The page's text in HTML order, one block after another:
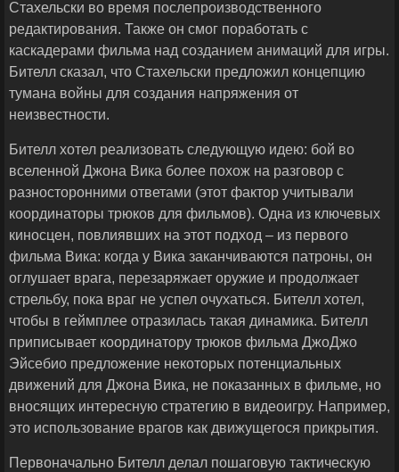
Стахельски во время послепроизводственного
редактирования. Также он смог поработать с
каскадерами фильма над созданием анимаций для игры.
Бителл сказал, что Стахельски предложил концепцию
тумана войны для создания напряжения от
неизвестности.
Бителл хотел реализовать следующую идею: бой во
вселенной Джона Вика более похож на разговор с
разносторонними ответами (этот фактор учитывали
координаторы трюков для фильмов). Одна из ключевых
киносцен, повлиявших на этот подход – из первого
фильма Вика: когда у Вика заканчиваются патроны, он
оглушает врага, перезаряжает оружие и продолжает
стрельбу, пока враг не успел очухаться. Бителл хотел,
чтобы в геймплее отразилась такая динамика. Бителл
приписывает координатору трюков фильма ДжоДжо
Эйсебио предложение некоторых потенциальных
движений для Джона Вика, не показанных в фильме, но
вносящих интересную стратегию в видеоигру. Например,
это использование врагов как движущегося прикрытия.
Первоначально Бителл делал пошаговую тактическую